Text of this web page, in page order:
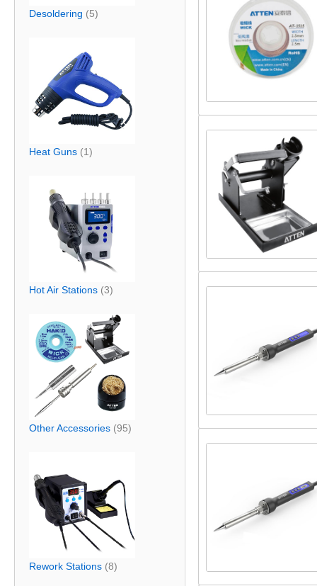
Desoldering (5)
Heat Guns (1)
Hot Air Stations (3)
Other Accessories (95)
Rework Stations (8)